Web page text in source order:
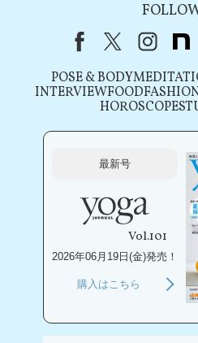
FacebookX（旧
POSE & BODY
INTERVIEWFOOD
HOROSCOPE
最新号
Vol.101
2026年06月19日(金)発売！
購入はこちら